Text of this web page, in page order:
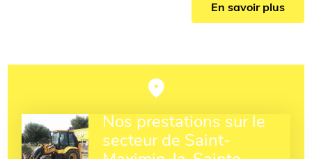
En savoir plus
Nos prestations sur le
secteur de Saint-